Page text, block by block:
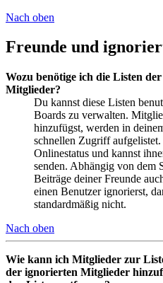
Nach oben
Freunde und
Wozu benötige ich die Listen
Mitglieder?
Du kannst diese Listen
Boards zu verwalten.
hinzufügst, werden in
schnellen Zugriff
Onlinestatus und kannst
senden. Abhängig von dem
Beiträge deiner Freunde
einen Benutzer ignorierst,
standardmäßig nicht.
Nach oben
Wie kann ich Mitglieder zur
der ignorierten Mitglieder